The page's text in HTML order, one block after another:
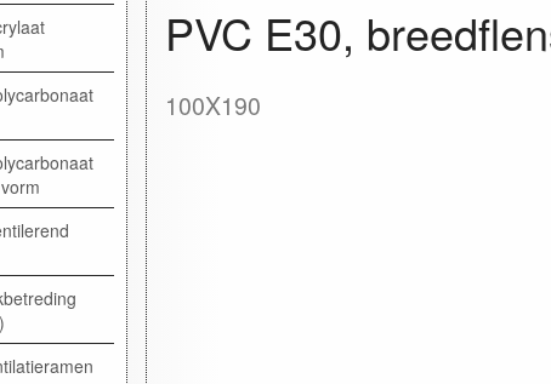
PVC E30,
100X190